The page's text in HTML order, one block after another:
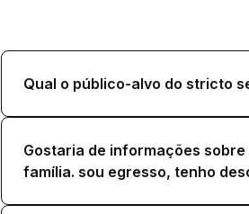
Qual o público-alvo do stricto
Gostaria de informações
família. sou egresso, tenho